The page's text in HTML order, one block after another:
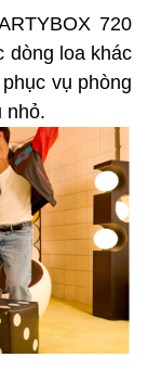
720
dòng loa khác
vụ phòng
nhỏ.